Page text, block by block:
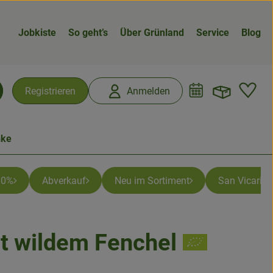
Jobkiste So geht’s Über Grünland Service Blog
Registrieren Anmelden
Abverkauf Neu im Sortiment San Vicario
wildem Fenchel